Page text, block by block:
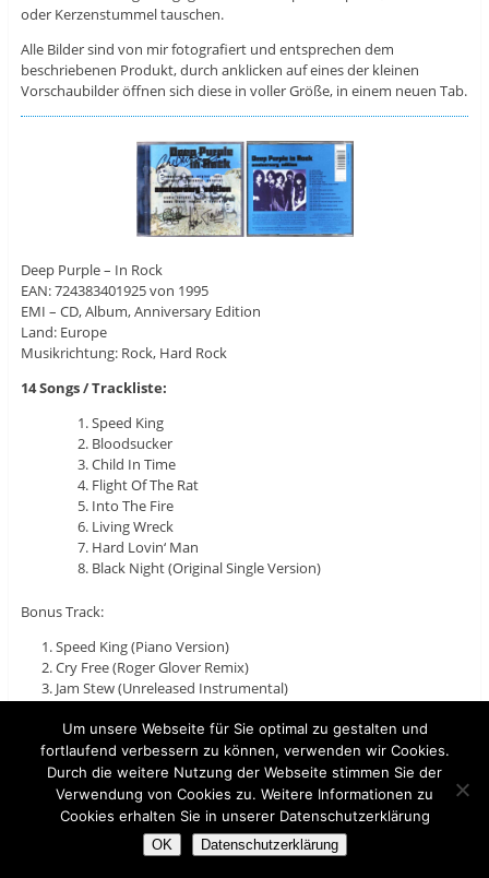
oder Kerzenstummel tauschen.
Alle Bilder sind von mir fotografiert und entsprechen dem
beschriebenen Produkt, durch anklicken auf eines der kleinen
Vorschaubilder öffnen sich diese in voller Größe, in einem neuen Tab.
Deep Purple ‎– In Rock
EAN: 724383401925 von 1995
EMI ‎– CD, Album, Anniversary Edition
Land: Europe
Musikrichtung: Rock, Hard Rock
14 Songs / Trackliste:
Speed King
Bloodsucker
Child In Time
Flight Of The Rat
Into The Fire
Living Wreck
Hard Lovin‘ Man
Black Night (Original Single Version)
Bonus Track:
Speed King (Piano Version)
Cry Free (Roger Glover Remix)
Jam Stew (Unreleased Instrumental)
Speed King (Roger Glover Remix)
Black Night (Unedited Roger Glover Remix)
Um unsere Webseite für Sie optimal zu gestalten und
fortlaufend verbessern zu können, verwenden wir Cookies.
Durch die weitere Nutzung der Webseite stimmen Sie der
Verwendung von Cookies zu. Weitere Informationen zu
Cookies erhalten Sie in unserer Datenschutzerklärung
OK Datenschutzerklärung